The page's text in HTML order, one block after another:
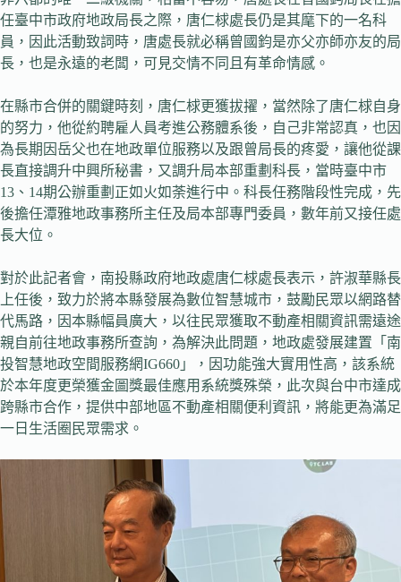
任臺中市政府地政局長之際，唐仁梂處長仍是其麾下的一名科
員，因此活動致詞時，唐處長就必稱曾國鈞是亦父亦師亦友的局
長，也是永遠的老闆，可見交情不同且有革命情感。
在縣市合併的關鍵時刻，唐仁梂更獲拔擢，當然除了唐仁梂自身
的努力，他從約聘雇人員考進公務體系後，自己非常認真，也因
為長期因岳父也在地政單位服務以及跟曾局長的疼愛，讓他從課
長直接調升中興所秘書，又調升局本部重劃科長，當時臺中市
13、14期公辦重劃正如火如荼進行中。科長任務階段性完成，先
後擔任潭雅地政事務所主任及局本部專門委員，數年前又接任處
長大位。
對於此記者會，南投縣政府地政處唐仁梂處長表示，許淑華縣長
上任後，致力於將本縣發展為數位智慧城市，鼓勵民眾以網路替
代馬路，因本縣幅員廣大，以往民眾獲取不動產相關資訊需遠途
親自前往地政事務所查詢，為解決此問題，地政處發展建置「南
投智慧地政空間服務網IG660」，因功能強大實用性高，該系統
於本年度更榮獲金圖獎最佳應用系統獎殊榮，此次與台中市達成
跨縣市合作，提供中部地區不動產相關便利資訊，將能更為滿足
一日生活圈民眾需求。